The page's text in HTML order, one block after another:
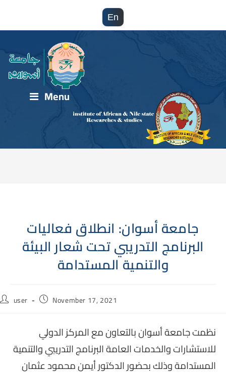
En
Menu
جامعة أسوان: انطلاق فعاليات
البرنامج التدريبي تحت شعار البيئة
والتنمية المستدامة
Postuser PostNovember 17, 2021
نظمت جامعة أسوان بالتعاون مع المركز الدولي
للاستشارات والخدمات العامة البرنامج التدريبي والتنمية
المستدامة وذلك بحضور الدكتور أيمن محمود عثمان